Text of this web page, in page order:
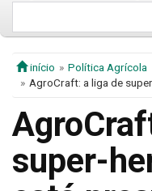
início
Política Agrícola
AgroCraft: a liga de
super-